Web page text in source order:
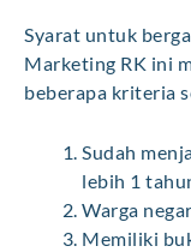
Syarat untuk
Marketing RK ini
beberapa kriteria
Sudah
lebih 1
Warga
Memiliki